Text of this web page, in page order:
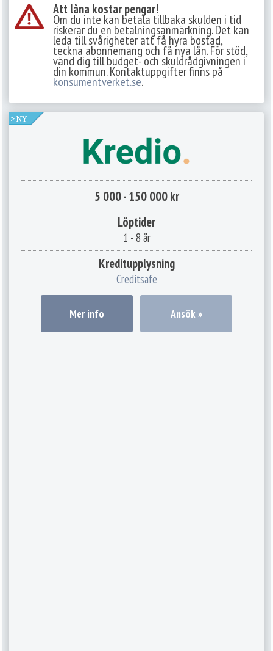
Att låna kostar pengar!
Om du inte kan betala tillbaka skulden i tid
riskerar du en betalningsanmärkning. Det kan
leda till svårigheter att få hyra bostad,
teckna abonnemang och få nya lån. För stöd,
vänd dig till budget- och skuldrådgivningen i
din kommun. Kontaktuppgifter finns på
konsumentverket.se.
5 000 - 150 000 kr
Löptider
1 - 8 år
Kreditupplysning
Creditsafe
Mer info Ansök »